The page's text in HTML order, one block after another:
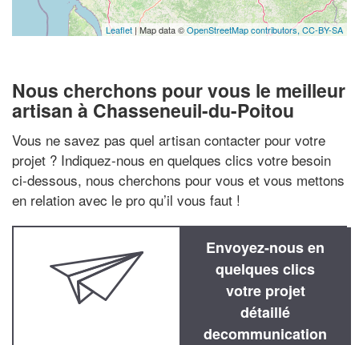
Leaflet | Map data ©OpenStreetMap contributors, CC-BY-SA
Nous cherchons pour vous le meilleur
artisan à Chasseneuil-du-Poitou
Vous ne savez pas quel artisan contacter pour votre
projet ? Indiquez-nous en quelques clics votre besoin
ci-dessous, nous cherchons pour vous et vous mettons
en relation avec le pro qu’il vous faut !
Envoyez-nous en
quelques clics
votre projet
détaillé
decommunication